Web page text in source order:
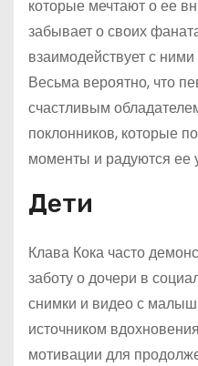
которые мечтают о ее
забывает о своих
взаимодействует с
Весьма вероятно, что
счастливым
поклонников, которые
моменты и радуются ее
Дети
Клава Кока часто
заботу о дочери в
снимки и видео с
источником
мотивации для